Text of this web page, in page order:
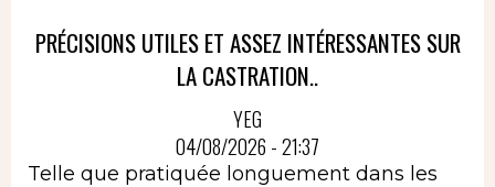
PRÉCISIONS UTILES ET ASSEZ INTÉRESSANTES SUR
LA CASTRATION..
YEG
04/08/2026 - 21:37
Telle que pratiquée longuement dans les